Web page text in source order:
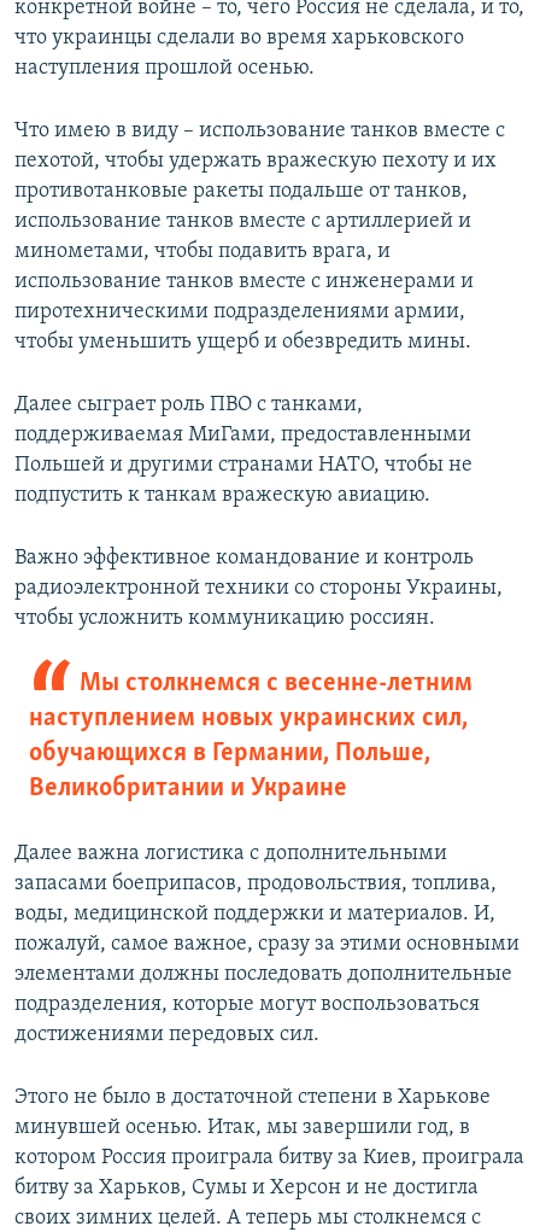
конкретной войне – то, чего Россия не сделала, и то,
что украинцы сделали во время харьковского
наступления прошлой осенью.
Что имею в виду – использование танков вместе с
пехотой, чтобы удержать вражескую пехоту и их
противотанковые ракеты подальше от танков,
использование танков вместе с артиллерией и
минометами, чтобы подавить врага, и
использование танков вместе с инженерами и
пиротехническими подразделениями армии,
чтобы уменьшить ущерб и обезвредить мины.
Далее сыграет роль ПВО с танками,
поддерживаемая МиГами, предоставленными
Польшей и другими странами НАТО, чтобы не
подпустить к танкам вражескую авиацию.
Важно эффективное командование и контроль
радиоэлектронной техники со стороны Украины,
чтобы усложнить коммуникацию россиян.
Мы столкнемся с весенне-летним
наступлением новых украинских сил,
обучающихся в Германии, Польше,
Великобритании и Украине
Далее важна логистика с дополнительными
запасами боеприпасов, продовольствия, топлива,
воды, медицинской поддержки и материалов. И,
пожалуй, самое важное, сразу за этими основными
элементами должны последовать дополнительные
подразделения, которые могут воспользоваться
достижениями передовых сил.
Этого не было в достаточной степени в Харькове
минувшей осенью. Итак, мы завершили год, в
котором Россия проиграла битву за Киев, проиграла
битву за Харьков, Сумы и Херсон и не достигла
своих зимних целей. А теперь мы столкнемся с